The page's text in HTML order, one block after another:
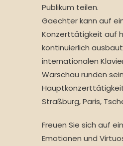
Publikum teilen.
Gaechter kann auf
Konzerttätigkeit auf
kontinuierlich
internationalen
Warschau runden
Straßburg, Paris,
Freuen Sie sich auf
Emotionen und